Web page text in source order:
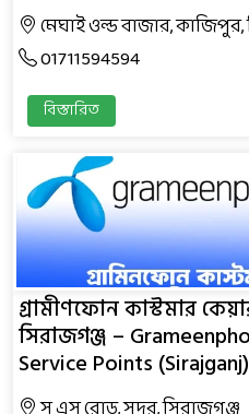
মেঘাই ওল্ড বাজার,
01711594594
বিস্তারিত
গ্রামীণফোন কাস্টমার
সিরাজগঞ্জ –
Service Points (Sirajganj)